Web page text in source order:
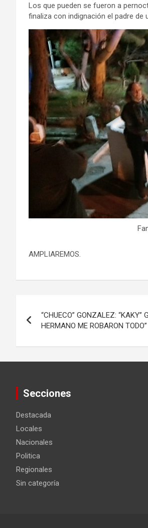
Los que pueden se fueron a
finaliza con indignación el padre de
AMPLIAREMOS.
de
entradas
“CHUECO” GONZALEZ: “KAKY”
HERMANO ME ROBARON
Secciones
Destacada
Locales
Nacionales
Politica
Regionales
Sin categoría